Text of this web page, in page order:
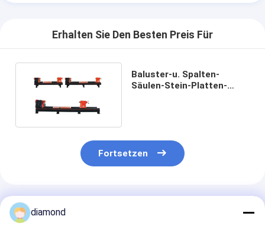
Erhalten Sie Den Besten Preis Für
Baluster-u. Spalten-
Säulen-Stein-Platten-
Fortsetzen
Empfohlene Produkte
diamond